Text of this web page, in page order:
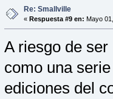
Re: Smallville
« Respuesta #9 en: Mayo
A riesgo de
como una
ediciones del